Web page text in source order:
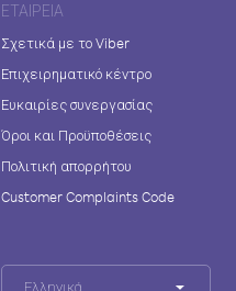
ΕΤΑΙΡΕΊΑ
Σχετικά με το Viber
Επιχειρηματικό κέντρο
Ευκαιρίες συνεργασίας
Όροι και Προϋποθέσεις
Πολιτική απορρήτου
Customer Complaints Code
Ελληνικά